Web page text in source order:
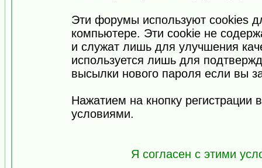
Эти форумы используют cookies
компьютере. Эти cookie не
и служат лишь для улучшения
используется лишь для
высылки нового пароля если вы
Нажатием на кнопку регистрации
условиями.
Я согласен с этими